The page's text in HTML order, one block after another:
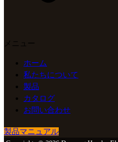
メニュー
ホーム
私たちについて
製品
カタログ
お問い合わせ
製品マニュアル